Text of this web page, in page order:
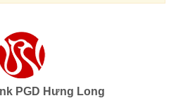
PGD Hưng Long